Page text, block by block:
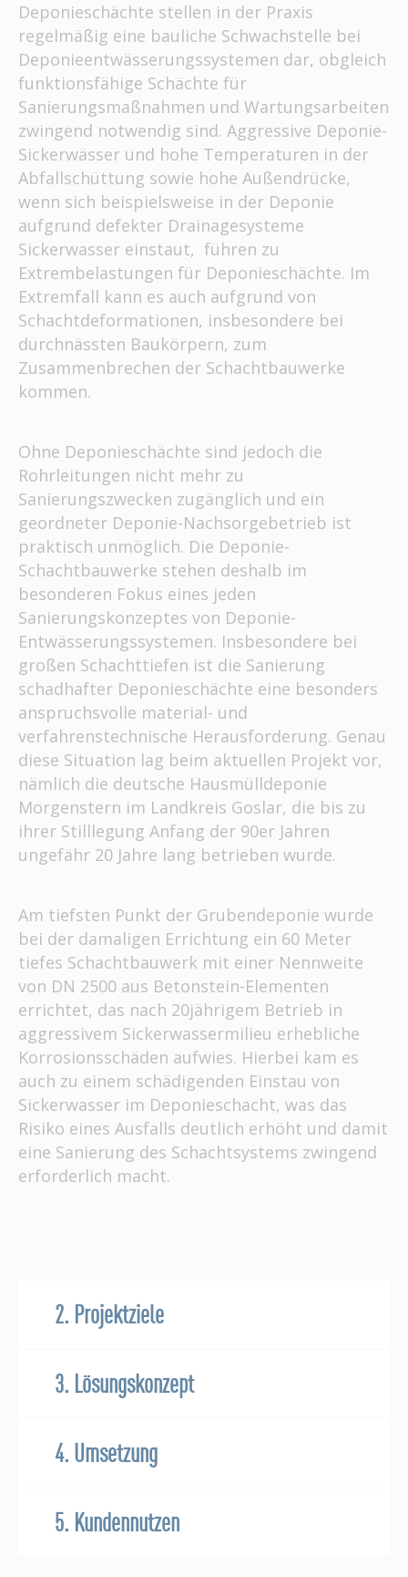
Deponieschächte stellen in der Praxis
regelmäßig eine bauliche Schwachstelle bei
Deponieentwässerungssystemen dar, obgleich
funktionsfähige Schächte für
Sanierungsmaßnahmen und Wartungsarbeiten
zwingend notwendig sind. Aggressive Deponie-
Sickerwässer und hohe Temperaturen in der
Abfallschüttung sowie hohe Außendrücke,
wenn sich beispielsweise in der Deponie
aufgrund defekter Drainagesysteme
Sickerwasser einstaut, führen zu
Extrembelastungen für Deponieschächte. Im
Extremfall kann es auch aufgrund von
Schachtdeformationen, insbesondere bei
durchnässten Baukörpern, zum
Zusammenbrechen der Schachtbauwerke
kommen.
Ohne Deponieschächte sind jedoch die
Rohrleitungen nicht mehr zu
Sanierungszwecken zugänglich und ein
geordneter Deponie-Nachsorgebetrieb ist
praktisch unmöglich. Die Deponie-
Schachtbauwerke stehen deshalb im
besonderen Fokus eines jeden
Sanierungskonzeptes von Deponie-
Entwässerungssystemen. Insbesondere bei
großen Schachttiefen ist die Sanierung
schadhafter Deponieschächte eine besonders
anspruchsvolle material- und
verfahrenstechnische Herausforderung. Genau
diese Situation lag beim aktuellen Projekt vor,
nämlich die deutsche Hausmülldeponie
Morgenstern im Landkreis Goslar, die bis zu
ihrer Stilllegung Anfang der 90er Jahren
ungefähr 20 Jahre lang betrieben wurde.
Am tiefsten Punkt der Grubendeponie wurde
bei der damaligen Errichtung ein 60 Meter
tiefes Schachtbauwerk mit einer Nennweite
von DN 2500 aus Betonstein-Elementen
errichtet, das nach 20jährigem Betrieb in
aggressivem Sickerwassermilieu erhebliche
Korrosionsschäden aufwies. Hierbei kam es
auch zu einem schädigenden Einstau von
Sickerwasser im Deponieschacht, was das
Risiko eines Ausfalls deutlich erhöht und damit
eine Sanierung des Schachtsystems zwingend
erforderlich macht.
2. Projektziele
3. Lösungskonzept
4. Umsetzung
5. Kundennutzen